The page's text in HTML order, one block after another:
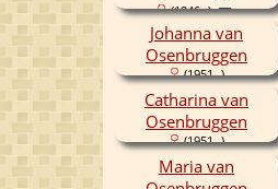
(1946- )
Johanna van
Osenbruggen
(1951- )
Catharina van
Osenbruggen
(1951- )
Maria van